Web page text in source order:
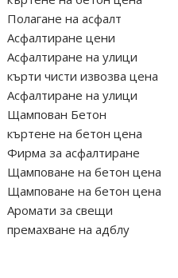
Полагане на асфалт
Асфалтиране цени
Асфалтиране на улици
кърти чисти извозва цена
Асфалтиране на улици
Щампован Бетон
къртене на бетон цена
Фирма за асфалтиране
Щамповане на бетон цена
Щамповане на бетон цена
Аромати за свещи
премахване на адблу